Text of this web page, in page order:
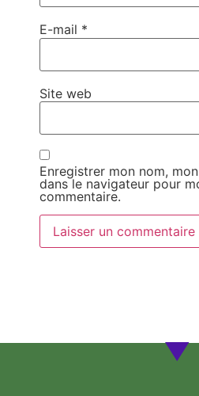
E-mail *
Site web
Enregistrer mon nom,
dans le navigateur pour
commentaire.